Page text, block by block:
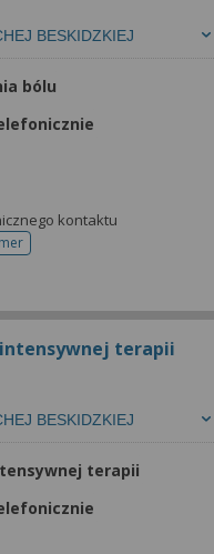
BESKIDZKIEJ
bólu
kontaktu
do rejestracji
terapii
BESKIDZKIEJ
terapii